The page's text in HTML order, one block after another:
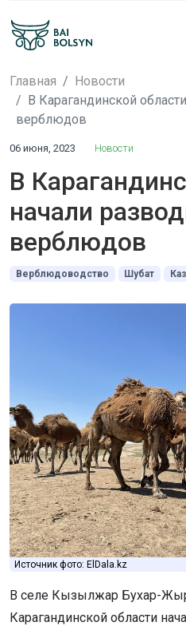
Главная
Новости
В Карагандинской
верблюдов
06 июня, 2023 Новости
В
начали
верблюдов
Верблюдоводство Шубат
Источник фото: ElDala.kz
В селе Кызылжар Бухар-
Карагандинской области